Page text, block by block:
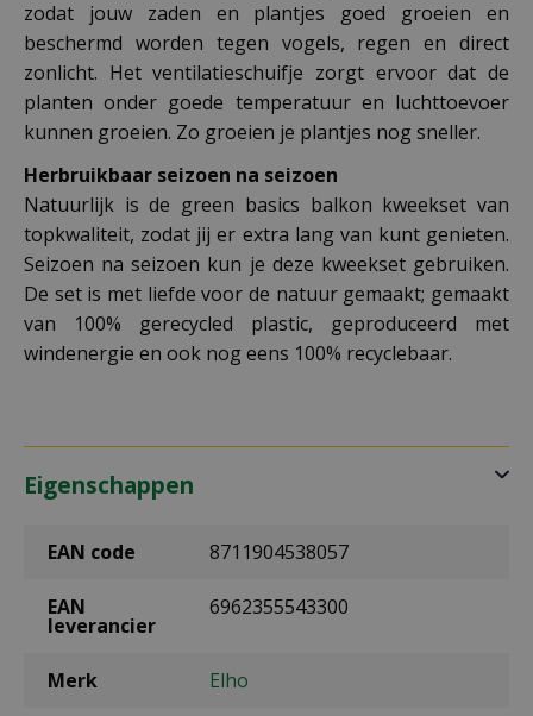
zodat jouw zaden en plantjes goed groeien en
beschermd worden tegen vogels, regen en direct
zonlicht. Het ventilatieschuifje zorgt ervoor dat de
planten onder goede temperatuur en luchttoevoer
kunnen groeien. Zo groeien je plantjes nog sneller.
Herbruikbaar seizoen na seizoen
Natuurlijk is de green basics balkon kweekset van
topkwaliteit, zodat jij er extra lang van kunt genieten.
Seizoen na seizoen kun je deze kweekset gebruiken.
De set is met liefde voor de natuur gemaakt; gemaakt
van 100% gerecycled plastic, geproduceerd met
windenergie en ook nog eens 100% recyclebaar.
Eigenschappen
EAN code 8711904538057
EAN
leverancier
6962355543300
Merk Elho